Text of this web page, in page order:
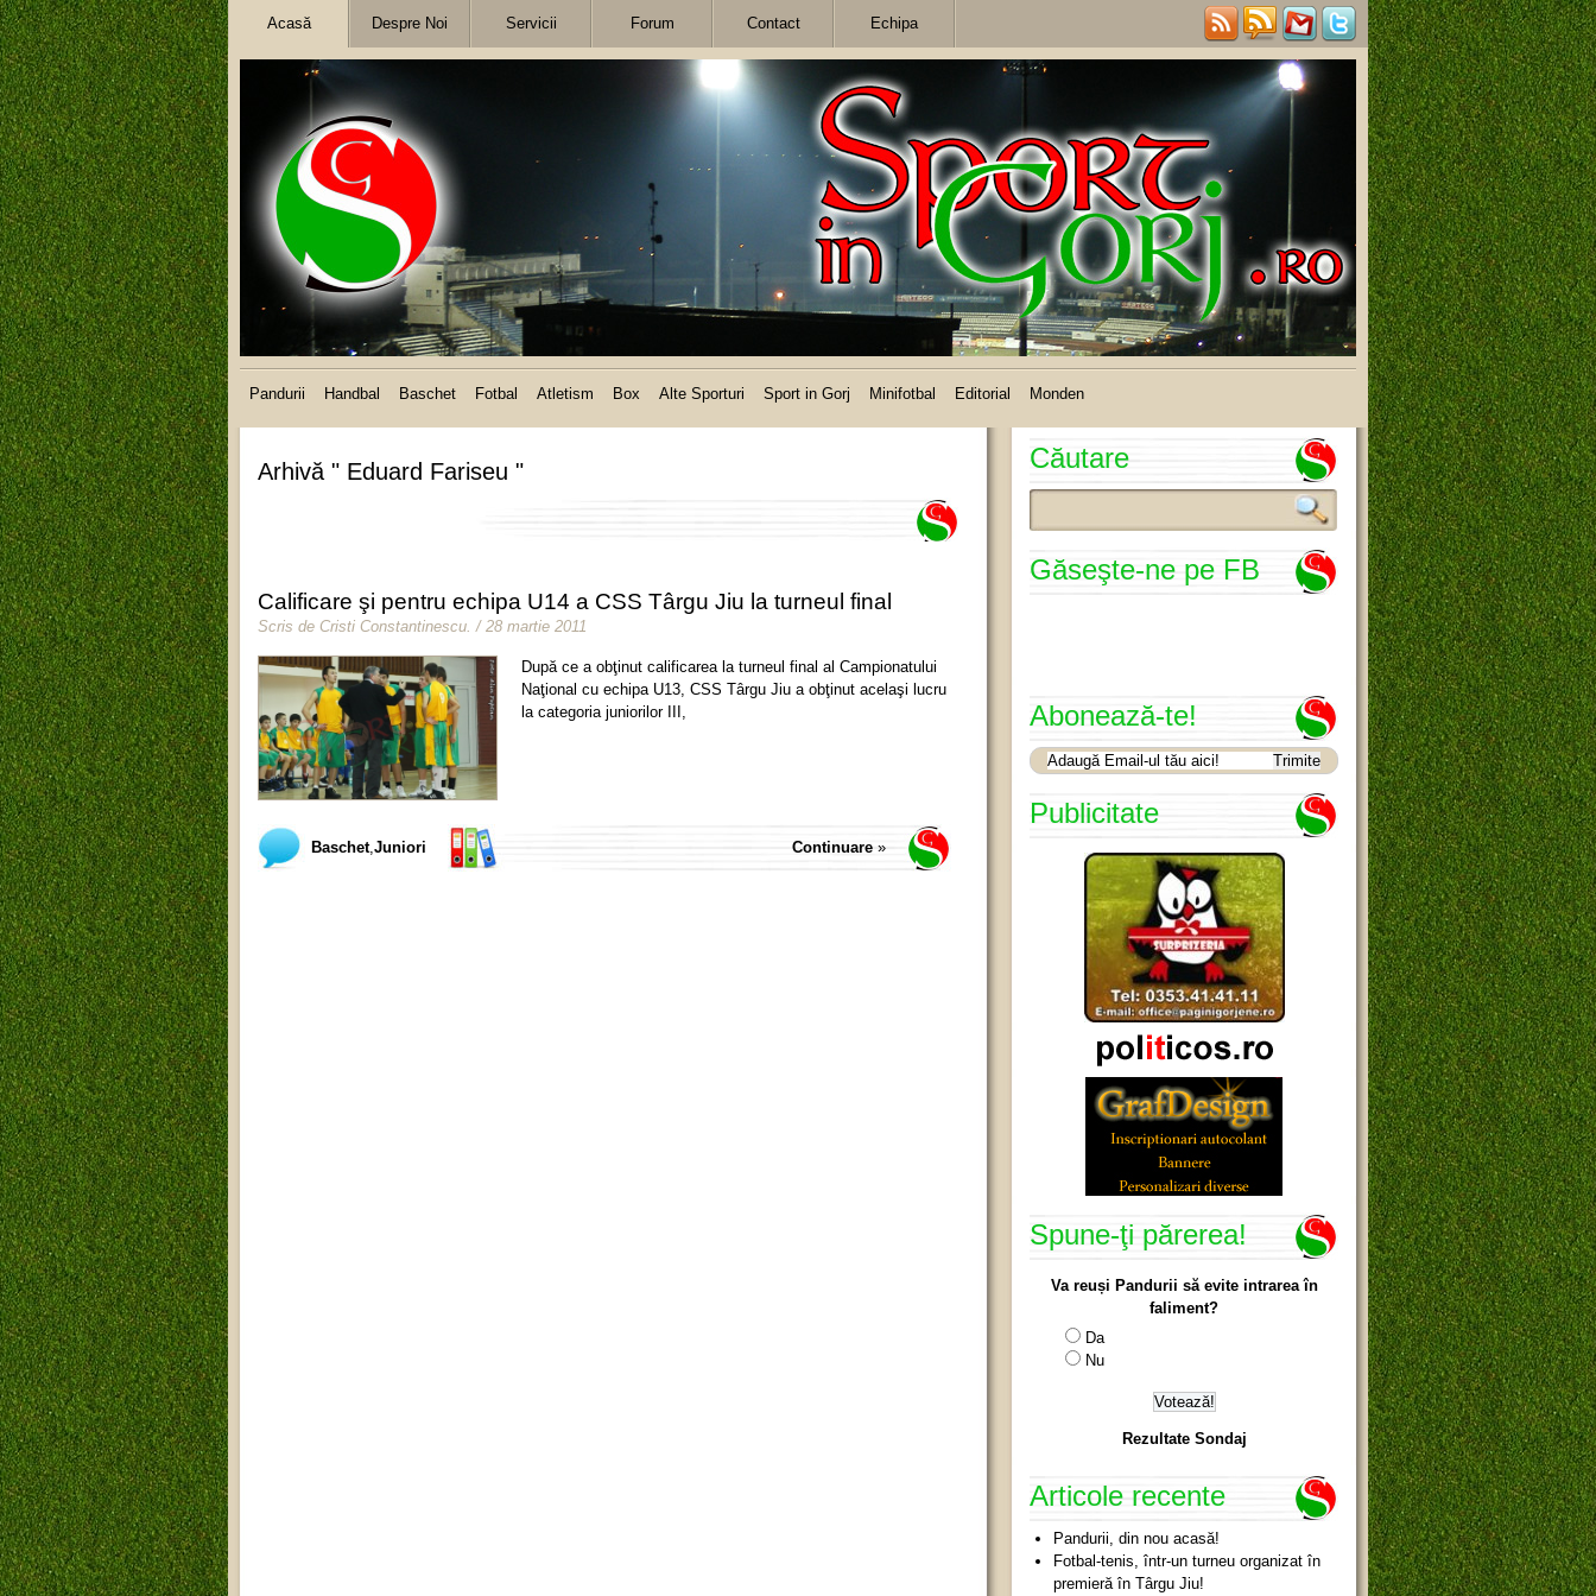
Acasă Despre Noi Servicii Forum Contact Echipa
Pandurii Handbal Baschet Fotbal Atletism Box Alte Sporturi Sport in Gorj Minifotbal Editorial Monden
Arhivă " Eduard Fariseu "
Calificare şi pentru echipa U14 a CSS Târgu Jiu la turneul final
Scris de Cristi Constantinescu. / 28 martie 2011
După ce a obţinut calificarea la turneul final al Campionatului
Naţional cu echipa U13, CSS Târgu Jiu a obţinut acelaşi lucru
la categoria juniorilor III,
Baschet,Juniori Continuare »
Căutare
Găseşte-ne pe FB
Abonează-te!
Publicitate
Spune-ţi părerea!
Va reuși Pandurii să evite intrarea în
faliment?
Da
Nu
Rezultate Sondaj
Articole recente
Pandurii, din nou acasă!
Fotbal-tenis, într-un turneu organizat în
premieră în Târgu Jiu!